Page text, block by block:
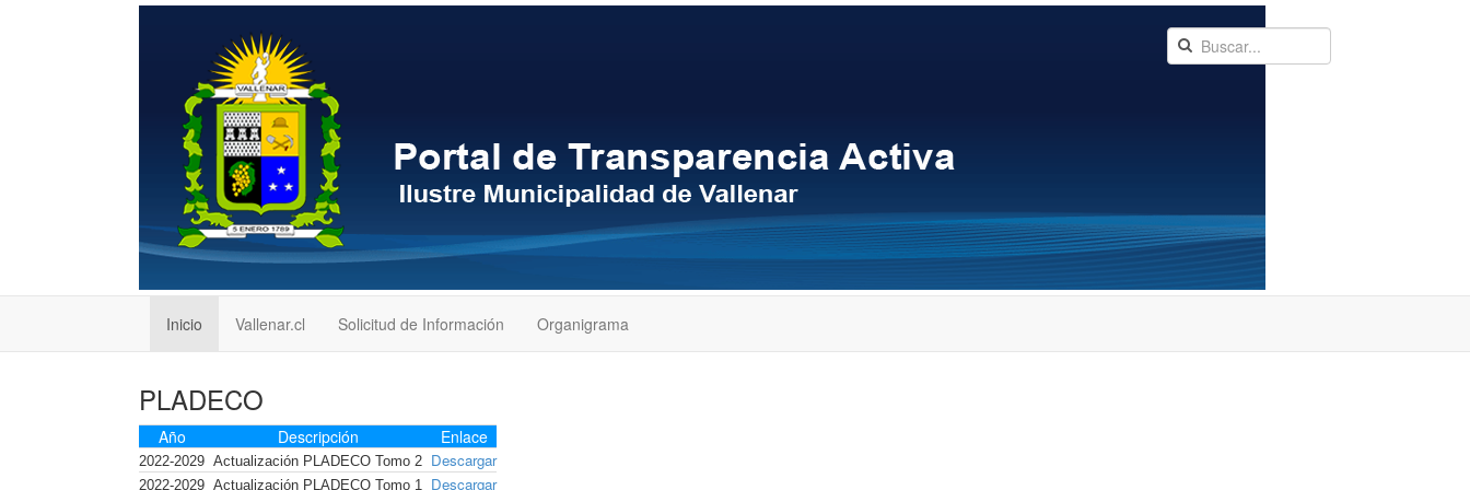
Inicio Vallenar.cl Solicitud de Información Organigrama
PLADECO
Año Descripción Enlace
2022-2029 Actualización PLADECO Tomo 2 Descargar
2022-2029 Actualización PLADECO Tomo 1 Descargar